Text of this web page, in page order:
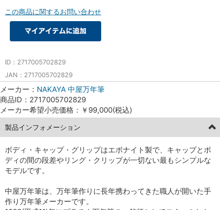
この商品に関するお問い合わせ
ID：2717005702829
JAN：2717005702829
メーカー： NAKAYA 中屋万年筆
商品ID：2717005702829
メーカー希望小売価格：￥99,000(税込)
製品インフォメーション
ボディ・キャップ・グリップはエボナイト製で、キャップとボ
ディの間の段差やリング・クリップが一切ない最もシンプルな
モデルです。
中屋万年筆は、万年筆作りに長年携わってきた職人が開いた手
作り万年筆メーカーです。